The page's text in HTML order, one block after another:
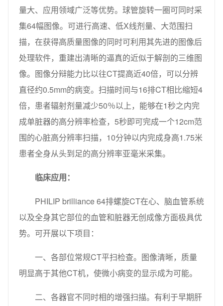
量大、应用领域广泛等优势。球管旋转一圈可同时采
集64幅图像。可进行高速、低X线剂量、大范围扫
描，在获得高质量图像的同时可利用其先进的图像后
处理软件，重建出清晰的逼真的近似于解剖的三维图
像。图像分辩能力比以往CT提高近40倍，可以分辨
直径约0.5mm的病变。扫描时间与16排CT相比缩短4
倍，患者辐射剂量减少50％以上，能够在1秒之内完
成单脏器的高分辨率检查，5秒即可完成一个12cm范
围的心脏高分辨率扫描，10分钟以内完成身高1.75米
患者全身从头到足的高分辨率亚毫米采集。
临床应用：
PHILIP brilliance 64排螺旋CT在心、脑血管系统
以及全身其它部位的血管和脏器无创成像方面极具优
势。可开展以下项目：
一、各部位常规CT平扫检查。图像清晰，质量
明显高于其他CT机，使微小病变的显示成为可能。
二、各器官不同时相的增强扫描。有利于早期肝